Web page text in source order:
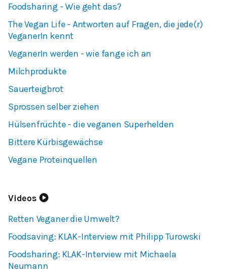
Foodsharing - Wie geht das?
The Vegan Life - Antworten auf Fragen, die jede(r)
VeganerIn kennt
VeganerIn werden - wie fange ich an
Milchprodukte
Sauerteigbrot
Sprossen selber ziehen
Hülsenfrüchte - die veganen Superhelden
Bittere Kürbisgewächse
Vegane Proteinquellen
Videos
Retten Veganer die Umwelt?
Foodsaving: KLAK-Interview mit Philipp Turowski
Foodsharing: KLAK-Interview mit Michaela
Neumann